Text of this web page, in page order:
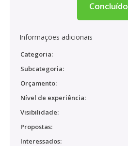
Concluído
Informações adicionais
Categoria:
Subcategoria:
Orçamento:
Nível de experiência:
Visibilidade:
Propostas:
Interessados: